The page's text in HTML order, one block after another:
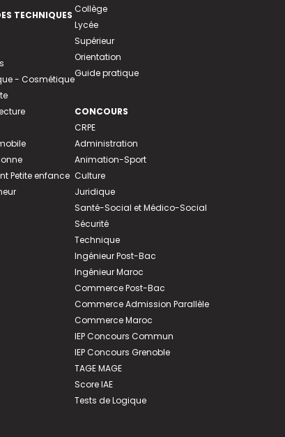
TECHNIQUES
- Cosmétique
Petite enfance
Collège
Lycée
Supérieur
Orientation
Guide pratique
CONCOURS
CRPE
Administration
Animation-Sport
Culture
Juridique
Santé-Social et Médico-Social
Sécurité
Technique
Ingénieur Post-Bac
Ingénieur Maroc
Commerce Post-Bac
Commerce Admission Parallèle
Commerce Maroc
IEP Concours Commun
IEP Concours Grenoble
TAGE MAGE
Score IAE
Tests de Logique